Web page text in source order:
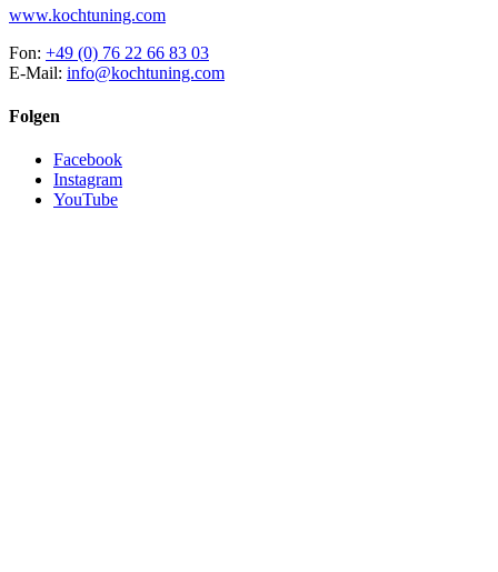
www.kochtuning.com
Fon: +49 (0) 76 22 66 83 03
E-Mail: info@kochtuning.com
Folgen
Facebook
Instagram
YouTube